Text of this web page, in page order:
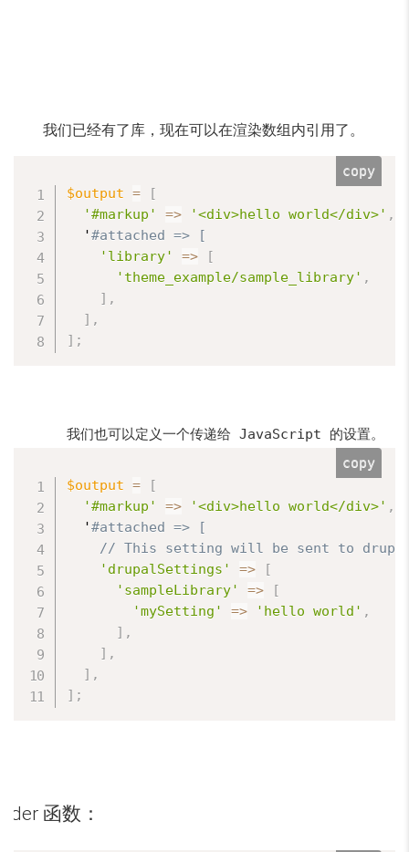
我们已经有了库，现在可以在渲染数组内引用了。
$output =
[
'#markup'
=> '<div>hello world</div>' ,
  '
#attached => [
'library'
=>
[
'theme_example/sample_library' ,
] ,
] ,
] ;
copy
我们也可以定义一个传递给 JavaScript 的设置。
$output =
[
'#markup'
=> '<div>hello world</div>' ,
  '
#attached => [
// This setting will be sent to
'drupalSettings'
=>
[
'sampleLibrary'
=>
[
'mySetting'
=> 'hello world' ,
] ,
] ,
] ,
] ;
copy
函数：